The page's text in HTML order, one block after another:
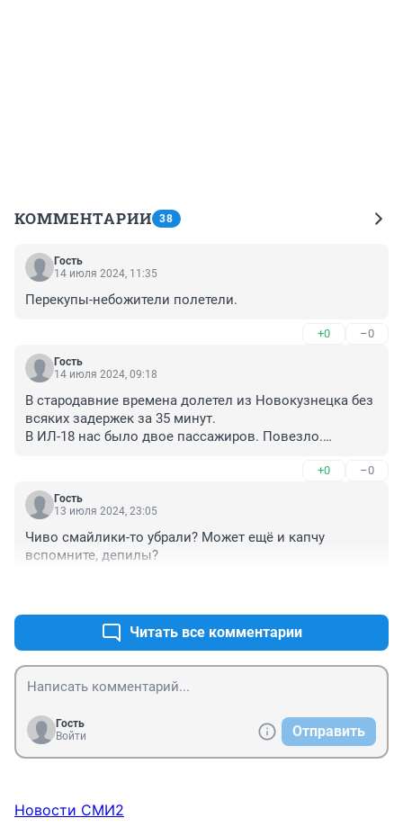
КОММЕНТАРИИ 38
Гость
14 июля 2024, 11:35
Перекупы-небожители полетели.
+0 –0
Гость
14 июля 2024, 09:18
В стародавние времена долетел из Новокузнецка без
всяких задержек за 35 минут.
В ИЛ-18 нас было двое пассажиров. Повезло.
+0 –0
Гость
13 июля 2024, 23:05
Чиво смайлики-то убрали? Может ещё и капчу
вспомните, депилы?
Читать все комментарии
Гость
Войти
Отправить
Новости СМИ2